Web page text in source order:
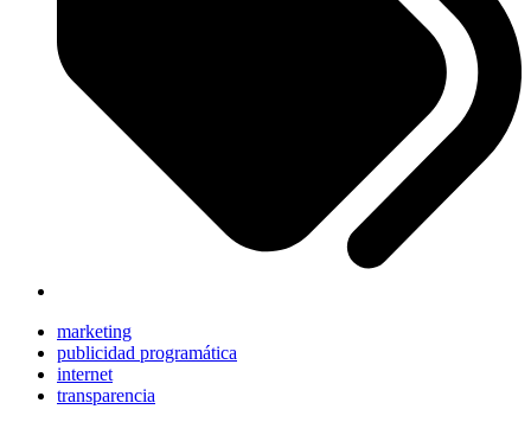
marketing
publicidad programática
internet
transparencia